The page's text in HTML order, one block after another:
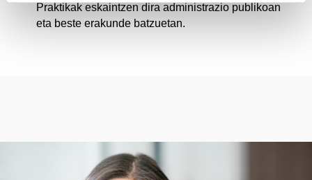
Praktikak eskaintzen dira administrazio publikoan
eta beste erakunde batzuetan.